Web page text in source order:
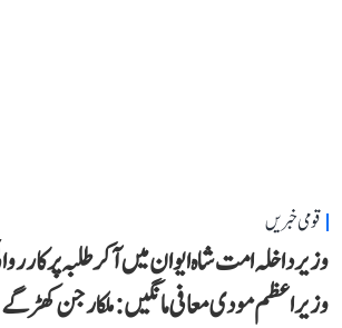
قومی خبریں
وزیر داخلہ امت شاہ ایوان میں آ کر طلبہ پر
وزیر اعظم مودی معافی مانگیں: ملکارجن کھڑگے